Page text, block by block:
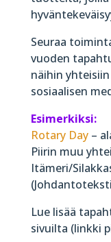
Seuraa
vuoden
näihin
sosiaalisen
Esimerkiksi:
Rotary Day–
Piirin muu
Itämeri/
Lue lisää
sivuilta (linkki